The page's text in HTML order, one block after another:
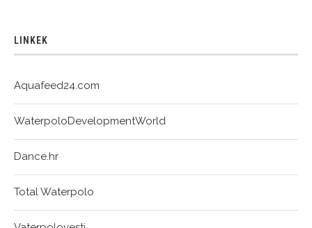
LINKEK
Aquafeed24.com
WaterpoloDevelopmentWorld
Dance.hr
Total Waterpolo